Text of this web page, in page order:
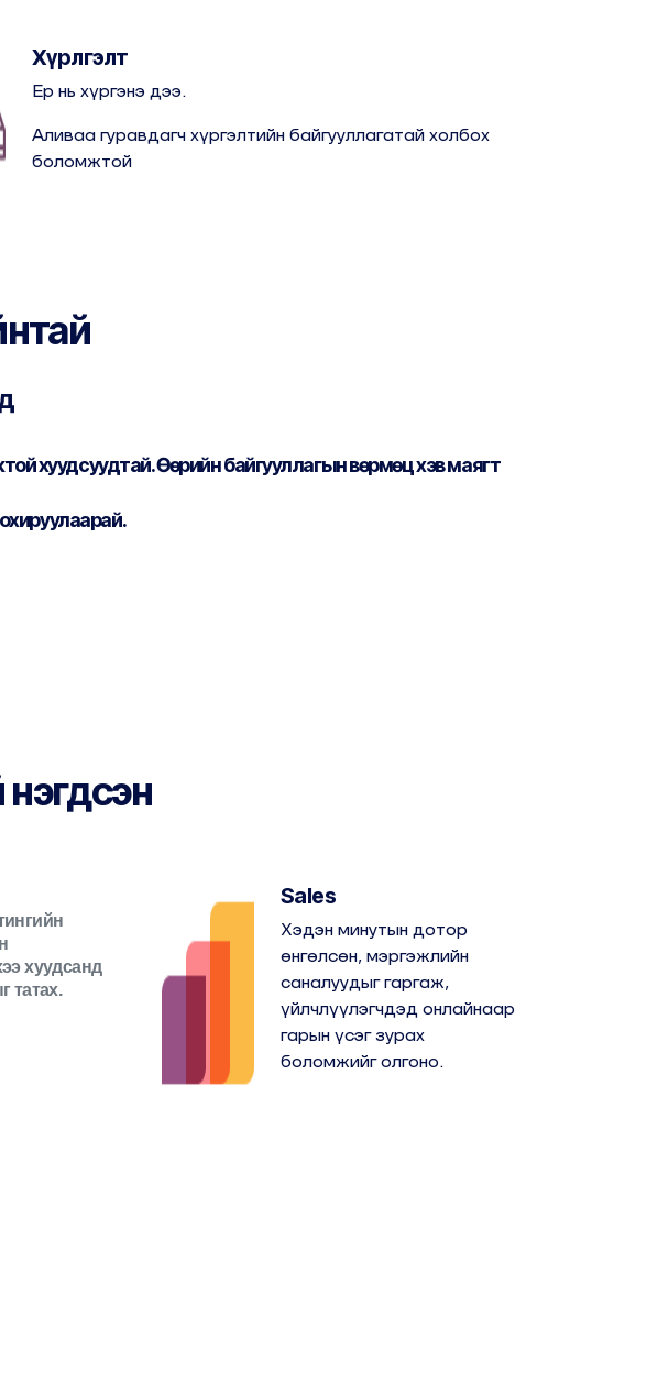
Хүрлгэлт
Ер нь хүргэнэ дээ.
Аливаа гуравдагч хүргэлтийн байгууллагатай холбох
боломжтой
хуудсуудтай. Өөрийн байгууллагын вөрмөц хэв маягт
хуудсанд
татах.
Sales
Хэдэн минутын дотор
өнгөлсөн, мэргэжлийн
саналуудыг гаргаж,
үйлчлүүлэгчдэд онлайнаар
гарын үсэг зурах
боломжийг олгоно.